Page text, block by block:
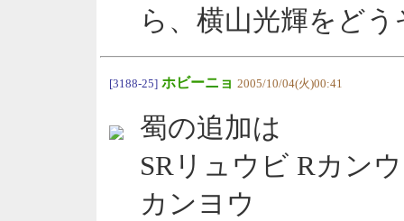
ら、横山光輝をどう
[3188-25] ホビーニョ 2005/10/04(火)00:41
蜀の追加は
SRリュウビ Rカン
カンヨウ